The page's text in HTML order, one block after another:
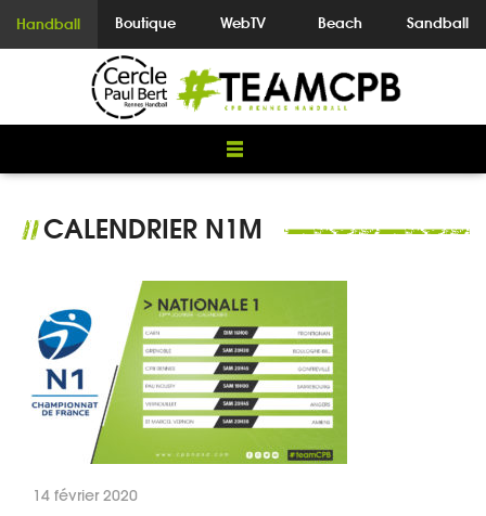
Handball Boutique WebTV Beach Sandball
//CALENDRIER N1M
14 février 2020